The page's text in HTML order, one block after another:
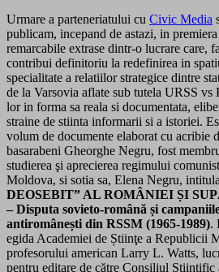
Urmare a parteneriatului cu Civic Media
publicam, incepand de astazi, in
remarcabile extrase dintr-o lucrare care,
contribui definitoriu la redefinirea in
specialitate a relatiilor strategice dintre
de la Varsovia aflate sub tutela URSS vs
lor in forma sa reala si documentata,
straine de stiinta informarii si a istoriei.
volum de documente elaborat cu acribie
basarabeni Gheorghe Negru, fost
studierea şi aprecierea regimului
Moldova, si sotia sa, Elena Negru,
DEOSEBIT” AL ROMÂNIEI ȘI
– Disputa sovieto-română și
antiromânești din RSSM (1965-1989).
egida Academiei de Știinţe a Republicii
profesorului american Larry L. Watts,
pentru editare de către Consiliul